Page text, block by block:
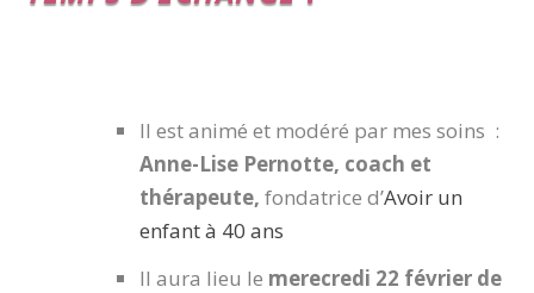
Il est animé et modéré par mes soins :
Anne-Lise Pernotte, coach et
thérapeute,fondatrice d’Avoir un
enfant à 40 ans
Il aura lieu le merecredi 22 février de